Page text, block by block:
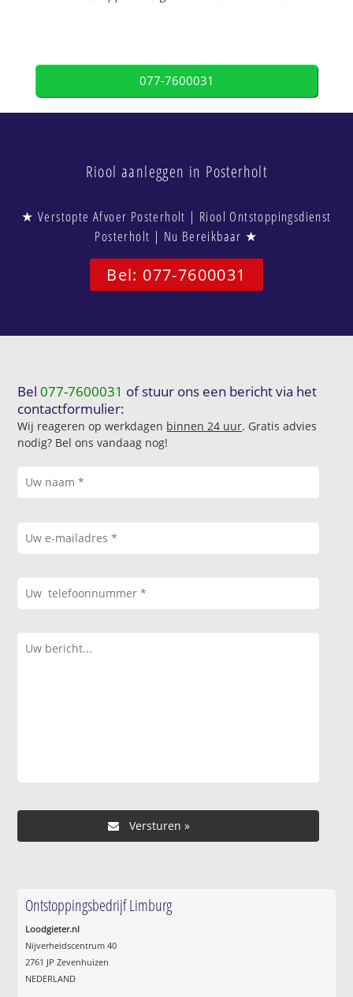
077-7600031
Riool aanleggen in Posterholt
★ Verstopte Afvoer Posterholt | Riool Ontstoppingsdienst
Posterholt | Nu Bereikbaar ★
Bel: 077-7600031
Bel077-7600031 of stuur ons een bericht via het
contactformulier:
Wij reageren op werkdagen binnen 24 uur. Gratis advies
nodig? Bel ons vandaag nog!
Ontstoppingsbedrijf Limburg
Loodgieter.nl
Nijverheidscentrum 40
2761 JP Zevenhuizen
NEDERLAND